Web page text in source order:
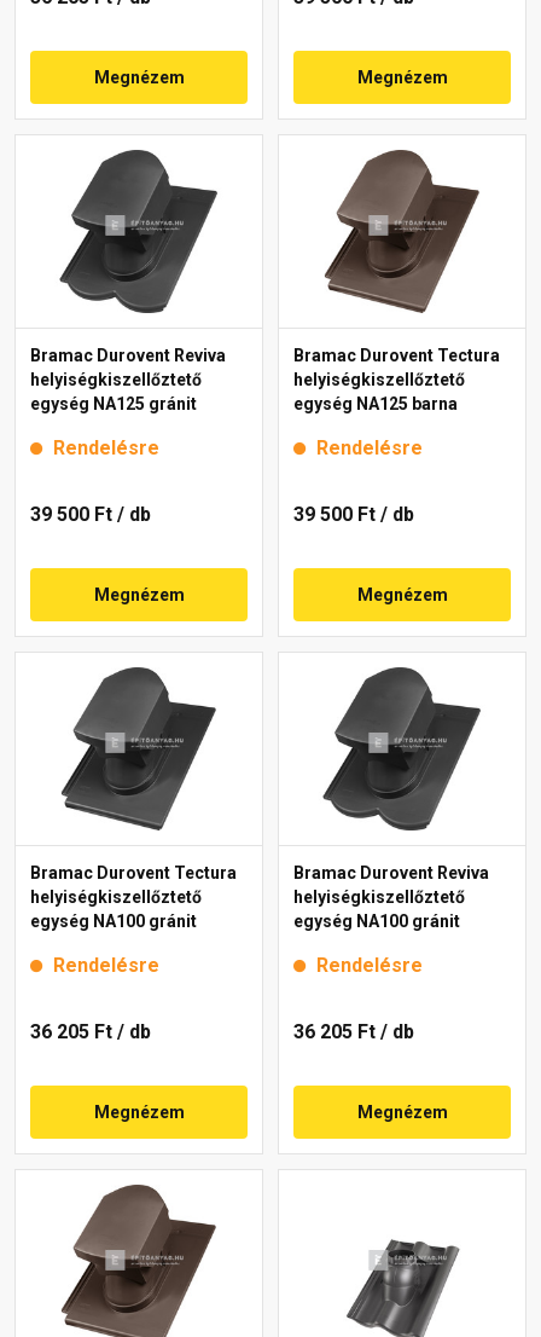
Megnézem Megnézem
Bramac Durovent Reviva
helyiségkiszellőztető
egység NA125 gránit
Rendelésre
39 500 Ft / db
Megnézem
Bramac Durovent Tectura
helyiségkiszellőztető
egység NA125 barna
Rendelésre
39 500 Ft / db
Megnézem
Bramac Durovent Tectura
helyiségkiszellőztető
egység NA100 gránit
Rendelésre
36 205 Ft / db
Megnézem
Bramac Durovent Reviva
helyiségkiszellőztető
egység NA100 gránit
Rendelésre
36 205 Ft / db
Megnézem